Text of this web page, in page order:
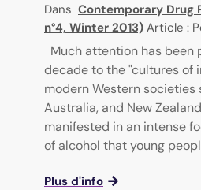
Dans Contemporary Drug
n°4, Winter 2013) Article :
Much attention has been
decade to the "cultures of
modern Western societies
Australia, and New
manifested in an intense
of alcohol that young
Plus d'info